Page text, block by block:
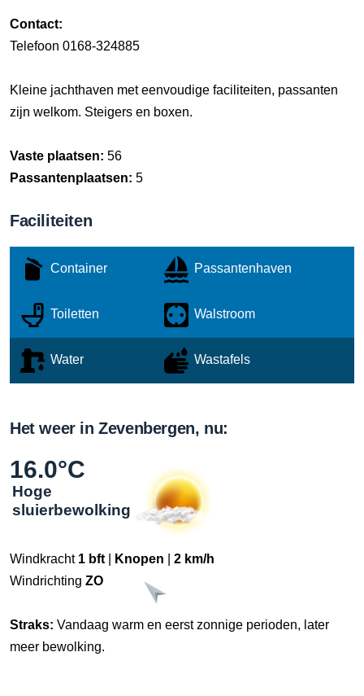
Contact:
Telefoon 0168-324885
Kleine jachthaven met eenvoudige faciliteiten, passanten
zijn welkom. Steigers en boxen.
Vaste plaatsen: 56
Passantenplaatsen: 5
Faciliteiten
Container Passantenhaven
Toiletten Walstroom
Water Wastafels
Het weer in Zevenbergen, nu:
16.0°C
Hoge
sluierbewolking
Windkracht 1 bft Knopen
2 km/h
Windrichting ZO
Straks: Vandaag warm en eerst zonnige perioden, later
meer bewolking.